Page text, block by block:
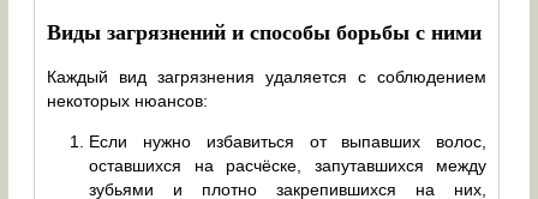
Виды загрязнений и способы борьбы с ними
Каждый вид загрязнения удаляется с соблюдением
некоторых нюансов:
Если нужно избавиться от выпавших волос,
оставшихся на расчёске, запутавшихся между
зубьями и плотно закрепившихся на них,